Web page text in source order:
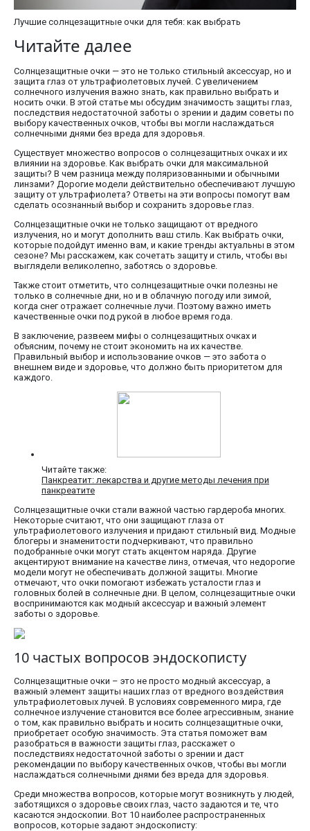
Лучшие солнцезащитные очки для тебя: как выбрать
Читайте далее
Солнцезащитные очки — это не только стильный аксессуар, но и
защита глаз от ультрафиолетовых лучей. С увеличением
солнечного излучения важно знать, как правильно выбрать и
носить очки. В этой статье мы обсудим значимость защиты глаз,
последствия недостаточной заботы о зрении и дадим советы по
выбору качественных очков, чтобы вы могли наслаждаться
солнечными днями без вреда для здоровья.
Существует множество вопросов о солнцезащитных очках и их
влиянии на здоровье. Как выбрать очки для максимальной
защиты? В чем разница между поляризованными и обычными
линзами? Дорогие модели действительно обеспечивают лучшую
защиту от ультрафиолета? Ответы на эти вопросы помогут вам
сделать осознанный выбор и сохранить здоровье глаз.
Солнцезащитные очки не только защищают от вредного
излучения, но и могут дополнить ваш стиль. Как выбрать очки,
которые подойдут именно вам, и какие тренды актуальны в этом
сезоне? Мы расскажем, как сочетать защиту и стиль, чтобы вы
выглядели великолепно, заботясь о здоровье.
Также стоит отметить, что солнцезащитные очки полезны не
только в солнечные дни, но и в облачную погоду или зимой,
когда снег отражает солнечные лучи. Поэтому важно иметь
качественные очки под рукой в любое время года.
В заключение, развеем мифы о солнцезащитных очках и
объясним, почему не стоит экономить на их качестве.
Правильный выбор и использование очков — это забота о
внешнем виде и здоровье, что должно быть приоритетом для
каждого.
Читайте также:
Панкреатит: лекарства и другие методы лечения при
панкреатите
Солнцезащитные очки стали важной частью гардероба многих.
Некоторые считают, что они защищают глаза от
ультрафиолетового излучения и придают стильный вид. Модные
блогеры и знаменитости подчеркивают, что правильно
подобранные очки могут стать акцентом наряда. Другие
акцентируют внимание на качестве линз, отмечая, что недорогие
модели могут не обеспечивать должной защиты. Многие
отмечают, что очки помогают избежать усталости глаз и
головных болей в солнечные дни. В целом, солнцезащитные очки
воспринимаются как модный аксессуар и важный элемент
заботы о здоровье.
10 частых вопросов эндоскописту
Солнцезащитные очки – это не просто модный аксессуар, а
важный элемент защиты наших глаз от вредного воздействия
ультрафиолетовых лучей. В условиях современного мира, где
солнечное излучение становится все более агрессивным, знание
о том, как правильно выбрать и носить солнцезащитные очки,
приобретает особую значимость. Эта статья поможет вам
разобраться в важности защиты глаз, расскажет о
последствиях недостаточной заботы о зрении и даст
рекомендации по выбору качественных очков, чтобы вы могли
наслаждаться солнечными днями без вреда для здоровья.
Среди множества вопросов, которые могут возникнуть у людей,
заботящихся о здоровье своих глаз, часто задаются и те, что
касаются эндоскопии. Вот 10 наиболее распространенных
вопросов, которые задают эндоскописту: